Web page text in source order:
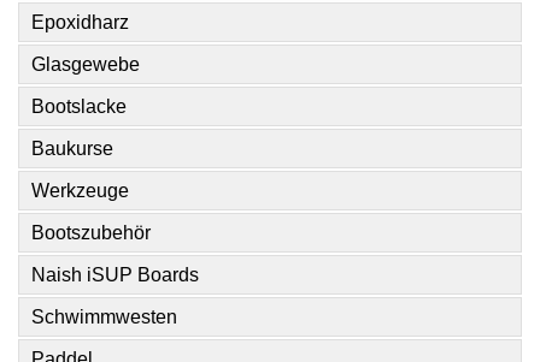
Epoxidharz
Glasgewebe
Bootslacke
Baukurse
Werkzeuge
Bootszubehör
Naish iSUP Boards
Schwimmwesten